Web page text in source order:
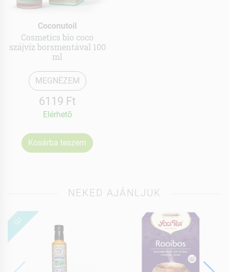
Coconutoil
Cosmetics bio coco
szájvíz borsmentával 100
ml
MEGNÉZEM
6119 Ft
Elérhetõ
Kosárba teszem
NEKED AJÁNLJUK
ÚJ